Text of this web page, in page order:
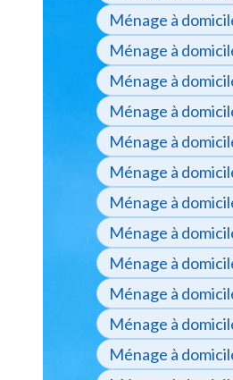
Ménage à
Ménage à
Ménage à
Ménage à
Ménage à
Ménage à
Ménage à
Ménage à
Ménage à
Ménage à
Ménage à
Ménage à